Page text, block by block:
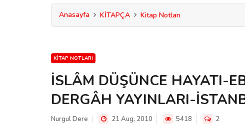
Anasayfa KİTAPÇA Kitap Notları
KITAP NOTLARI
İSLÂM DÜŞÜNCE HAYATI-
DERGÂH YAYINLARI-
Nurgul Dere 21 Aug, 2010 5418 2